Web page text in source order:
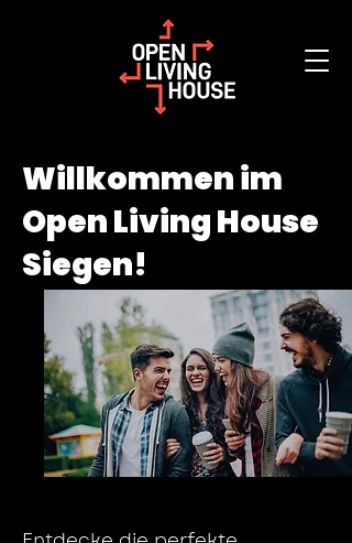
Willkommen im
Open Living House
Siegen!